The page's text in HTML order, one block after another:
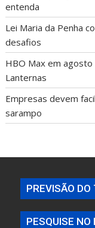
entenda
Lei Maria da Penha
desafios
HBO Max em agosto
Lanternas
Empresas devem
sarampo
PREVISÃO DO
PESQUISE NO